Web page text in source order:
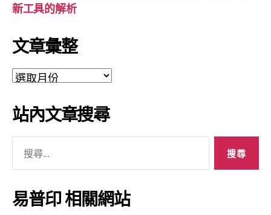
新工具的解析
文章彙整
文
彙
整
站內文章搜尋
關
鍵
字:
易普印 相關網站